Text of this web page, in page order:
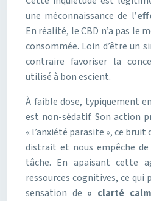
une méconnaissance de l’
En réalité, le CBD n’a pas le
consommée. Loin d’être un
contraire favoriser la
utilisé à bon escient.
À faible dose, typiquement
est non-sédatif. Son action
« l’anxiété parasite », ce
distrait et nous empêche
tâche. En apaisant cette
ressources cognitives, ce qui
sensation de « clarté